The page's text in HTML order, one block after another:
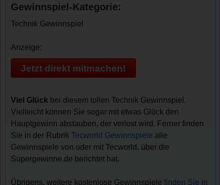
Gewinnspiel-Kategorie:
Technik Gewinnspiel
Anzeige:
Jetzt direkt mitmachen!
Viel Glück bei diesem tollen Technik Gewinnspiel.
Vielleicht können Sie sogar mit etwas Glück den
Hauptgewinn abstauben, der verlost wird. Ferner finden
Sie in der RubrikTecworld Gewinnspiele alle
Gewinnspiele von oder mit Tecworld, über die
Supergewinne.de berichtet hat.
Übrigens, weitere kostenlose Gewinnspielefinden Sie in